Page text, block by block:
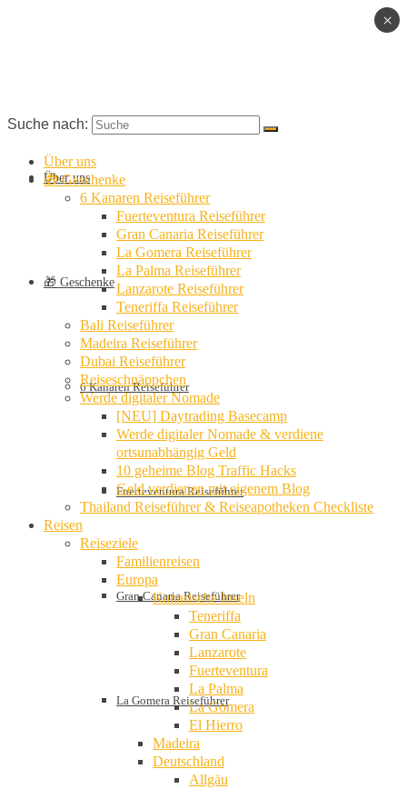
Über uns
🎁 Geschenke
6 Kanaren Reiseführer
Fuerteventura Reiseführer
Gran Canaria Reiseführer
La Gomera Reiseführer
Suche nach:
Über uns
🎁 Geschenke
6 Kanaren Reiseführer
Fuerteventura Reiseführer
Gran Canaria Reiseführer
La Gomera Reiseführer
La Palma Reiseführer
Lanzarote Reiseführer
Teneriffa Reiseführer
Bali Reiseführer
Madeira Reiseführer
Dubai Reiseführer
Reiseschnäppchen
Werde digitaler Nomade
[NEU] Daytrading Basecamp
Werde digitaler Nomade & verdiene
ortsunabhängig Geld
10 geheime Blog Traffic Hacks
Geld verdienen mit eigenem Blog
Thailand Reiseführer & Reiseapotheken Checkliste
Reisen
Reiseziele
Familienreisen
Europa
Kanarische Inseln
Teneriffa
Gran Canaria
Lanzarote
Fuerteventura
La Palma
La Gomera
El Hierro
Madeira
Deutschland
Allgäu
×